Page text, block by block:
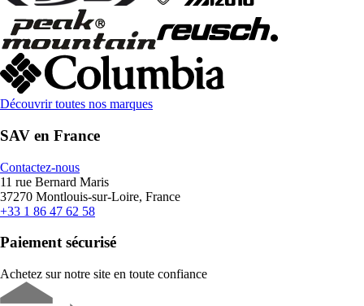
Découvrir toutes nos marques
SAV en France
Contactez-nous
11 rue Bernard Maris
37270 Montlouis-sur-Loire, France
+33 1 86 47 62 58
Paiement sécurisé
Achetez sur notre site en toute confiance